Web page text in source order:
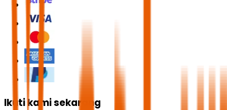
Ikuti kami sekarang